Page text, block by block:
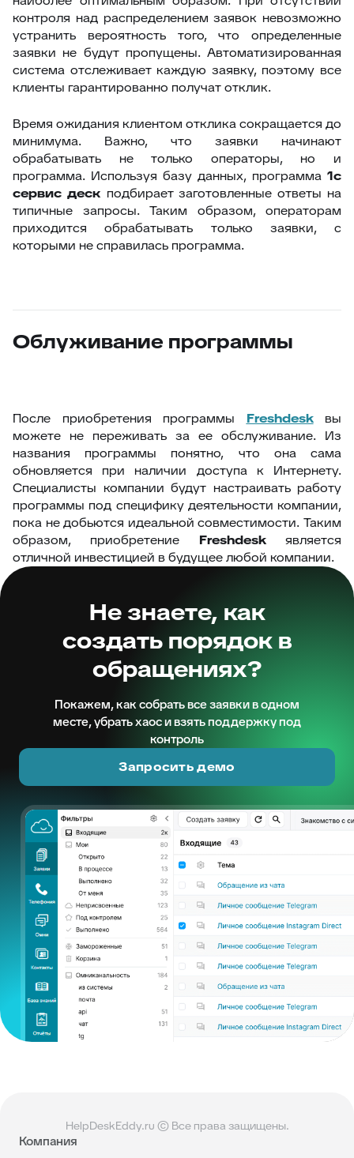
контроля над распределением заявок невозможно
устранить вероятность того, что определенные
заявки не будут пропущены. Автоматизированная
система отслеживает каждую заявку, поэтому все
клиенты гарантированно получат отклик.
Время ожидания клиентом отклика сокращается до
минимума. Важно, что заявки начинают
обрабатывать не только операторы, но и
программа. Используя базу данных, программа 1с
сервис деск подбирает заготовленные ответы на
типичные запросы. Таким образом, операторам
приходится обрабатывать только заявки, с
которыми не справилась программа.
Облуживание программы
После приобретения программы Freshdeskвы
можете не переживать за ее обслуживание. Из
названия программы понятно, что она сама
обновляется при наличии доступа к Интернету.
Специалисты компании будут настраивать работу
программы под специфику деятельности компании,
пока не добьются идеальной совместимости. Таким
образом, приобретение Freshdeskявляется
отличной инвестицией в будущее любой компании.
Не знаете, как
создать порядок в
обращениях?
Покажем, как собрать все заявки в одном
месте, убрать хаос и взять поддержку под
контроль
Запросить демо
HelpDeskEddy.ru © Все права защищены.
Компания